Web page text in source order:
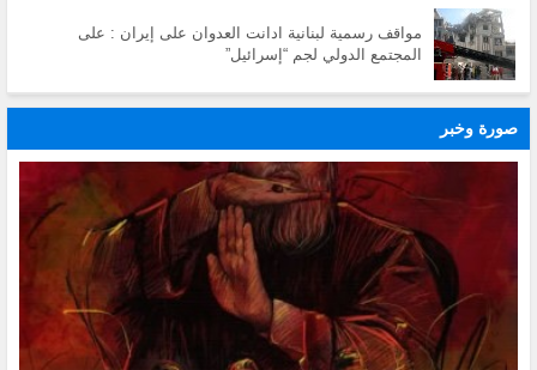
مواقف رسمية لبنانية ادانت العدوان على إيران : على
المجتمع الدولي لجم “إسرائيل”
صورة وخبر